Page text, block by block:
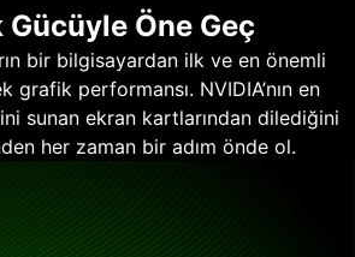
Gücüyle Öne Geç
bir bilgisayardan ilk ve en önemli
grafik performansı. NVIDIA’nın en
sunan ekran kartlarından dilediğini
her zaman bir adım önde ol.